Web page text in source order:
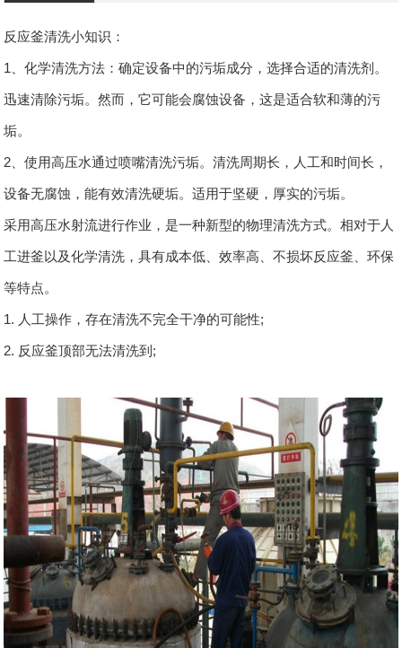
反应釜清洗小知识：
1、化学清洗方法：确定设备中的污垢成分，选择合适的清洗剂。
迅速清除污垢。然而，它可能会腐蚀设备，这是适合软和薄的污
垢。
2、使用高压水通过喷嘴清洗污垢。清洗周期长，人工和时间长，
设备无腐蚀，能有效清洗硬垢。适用于坚硬，厚实的污垢。
采用高压水射流进行作业，是一种新型的物理清洗方式。相对于人
工进釜以及化学清洗，具有成本低、效率高、不损坏反应釜、环保
等特点。
1. 人工操作，存在清洗不完全干净的可能性;
2. 反应釜顶部无法清洗到;